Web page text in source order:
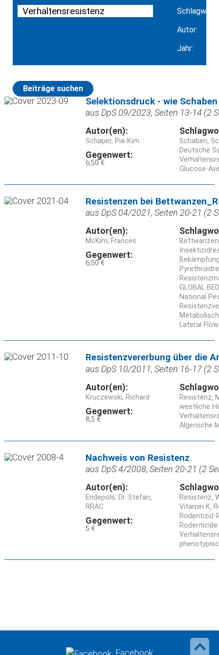
Schlagwort:
Autor:
Jahr:
Beiträge suchen
Selektionsdruck - wie
aus DpS 09/2023, Seiten 13-14 (2
Autor(en):
Schaper, Pia-Kim
Gegenwert:
6,50 €
Schaben
Deutsche
Glucose-
Resistenzen bei
aus DpS 04/2021, Seiten 20-21 (2
Autor(en):
McKim, Frances
Gegenwert:
6,50 €
GLOBAL
National
Lateral-
Resistenzvererbung über die
aus DpS 10/2011, Seiten 16-17 (2
Autor(en):
Kruczewski, Richard
Gegenwert:
8,5 €
Resistenz
westliche
Algerische
Nachweis von Resistenz
aus DpS 4/2008, Seiten 20-21 (2
Autor(en):
Endepols, Dr. Stefan
RRAC
Gegenwert:
5 €
Resistenz
Vitamin K
Rodentizid-
Facebook